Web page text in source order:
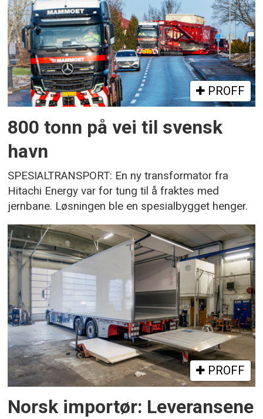
PROFF
800 tonn på vei til svensk
havn
SPESIALTRANSPORT: En ny transformator fra
Hitachi Energy var for tung til å fraktes med
jernbane. Løsningen ble en spesialbygget henger.
PROFF
Norsk importør: Leveransene